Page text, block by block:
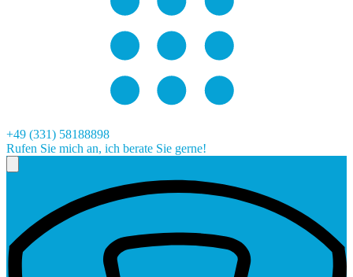
+49 (331) 58188898
Rufen Sie mich an, ich berate Sie gerne!